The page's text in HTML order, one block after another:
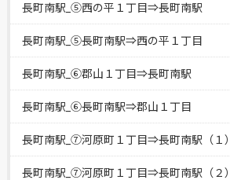
長町南駅_⑤西の平１丁目⇒長町南駅
長町南駅_⑤長町南駅⇒西の平１丁目
長町南駅_⑥郡山１丁目⇒長町南駅
長町南駅_⑥長町南駅⇒郡山１丁目
長町南駅_⑦河原町１丁目⇒長町南駅（１）
長町南駅_⑦河原町１丁目⇒長町南駅（２）